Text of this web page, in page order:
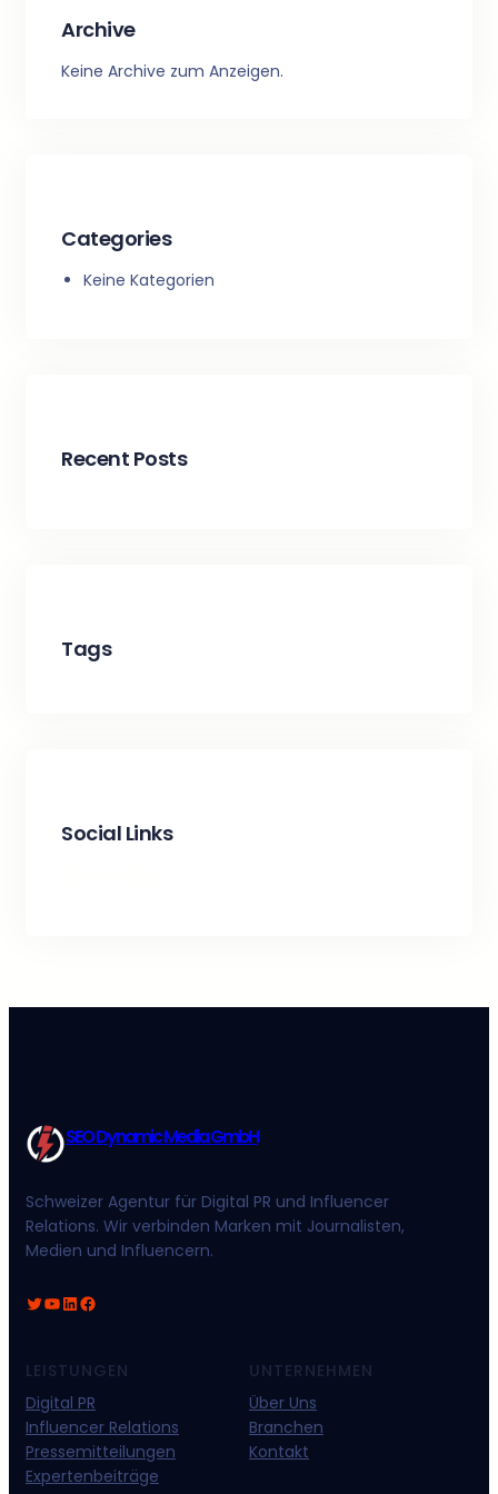
Archive
Keine Archive zum Anzeigen.
Categories
Keine Kategorien
Recent Posts
Tags
Social Links
SEO Dynamic Media GmbH
Schweizer Agentur für Digital PR und Influencer
Relations. Wir verbinden Marken mit Journalisten,
Medien und Influencern.
Twitter YouTube LinkedIn Facebook
LEISTUNGEN
Digital PR
Influencer Relations
Pressemitteilungen
Expertenbeiträge
UNTERNEHMEN
Über Uns
Branchen
Kontakt